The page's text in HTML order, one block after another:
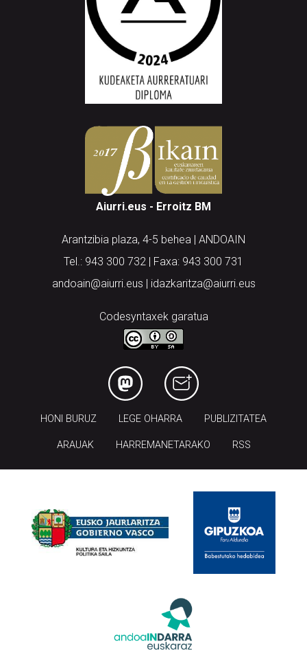
Aiurri.eus - Erroitz BM
Arantzibia plaza, 4-5 behea | ANDOAIN
Tel.: 943 300 732 | Faxa: 943 300 731
andoain@aiurri.eus | idazkaritza@aiurri.eus
Codesyntaxek garatua
HONI BURUZ LEGE OHARRA PUBLIZITATEA
ARAUAK HARREMANETARAKO RSS